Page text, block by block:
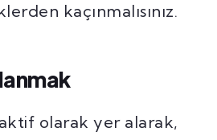
kaçınmalısınız.
olarak yer alarak,